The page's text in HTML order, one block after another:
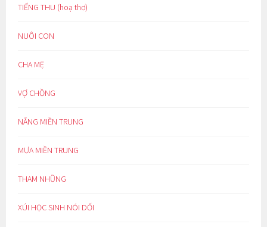
TIẾNG THU (hoạ thơ)
NUÔI CON
CHA MẸ
VỢ CHỒNG
NẮNG MIỀN TRUNG
MƯA MIỀN TRUNG
THAM NHŨNG
XÚI HỌC SINH NÓI DỐI